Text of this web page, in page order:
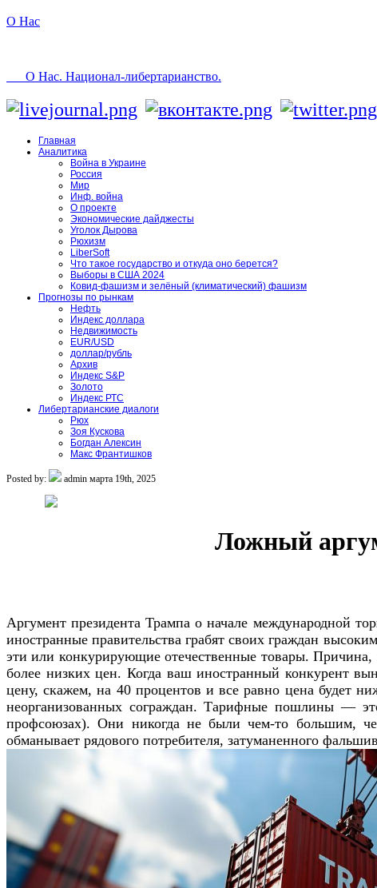
О Нас
О Нас. Национал-либертарианство.
Главная
Аналитика
Война в Украине
Россия
Мир
Инф. война
О проекте
Экономические дайджесты
Уголок Дырова
Рюхизм
LiberSoft
Что такое государство и откуда оно берется?
Выборы в США 2024
Ковид-фашизм и зелёный (климатический) фашизм
Прогнозы по рынкам
Нефть
Индекс доллара
Недвижимость
EUR/USD
доллар/рубль
Архив
Индекс S&P
Золото
Индекс РТС
Либертарианские диалоги
Рюх
Зоя Кускова
Богдан Алексин
Макс Франтишков
Posted by: admin марта 19th, 2025
Ложный
Аргумент президента Трампа о начале международной
иностранные правительства грабят своих граждан
эти или конкурирующие отечественные товары.
более низких цен. Когда ваш иностранный конкурент
цену, скажем, на 40 процентов и все равно цена будет
неорганизованных сограждан. Тарифные пошлины —
профсоюзах). Они никогда не были чем-то большим,
обманывает рядового потребителя, затуманенного